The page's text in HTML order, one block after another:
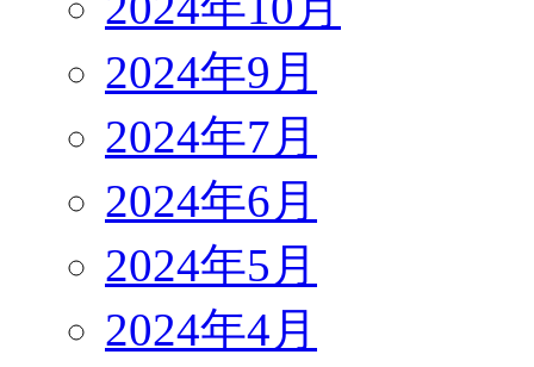
2024年9月
2024年7月
2024年6月
2024年5月
2024年4月